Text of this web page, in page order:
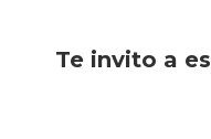
Te invito a